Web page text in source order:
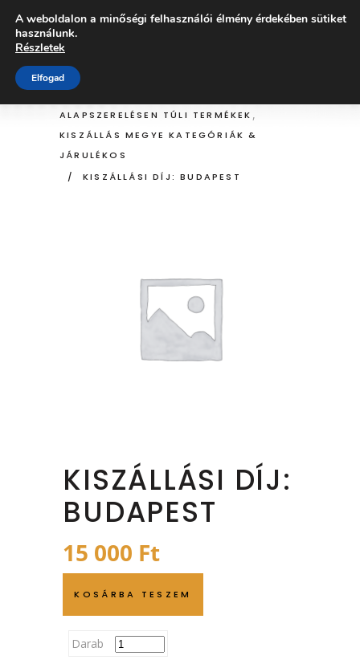
ÜZLET
HOME
ALAPSZERELÉSEN TÚLI TERMÉKEK ,
KISZÁLLÁS MEGYE KATEGÓRIÁK &
JÁRULÉKOS
/ KISZÁLLÁSI DÍJ: BUDAPEST
KISZÁLLÁSI DÍJ:
BUDAPEST
15 000 Ft
KOSÁRBA TESZEM
Darab
A weboldalon a minőségi felhasználói élmény érdekében sütiket
használunk.
Részletek
Elfogad